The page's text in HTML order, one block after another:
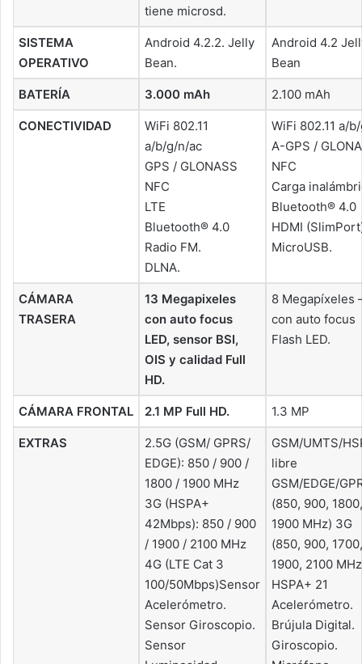
tiene microsd.
SISTEMA
OPERATIVO
Android 4.2.2. Jelly
Bean.
Android 4.2
Bean
BATERÍA 3.000 mAh 2.100 mAh
CONECTIVIDAD
WiFi 802.11
a/b/g/n/ac
GPS / GLONASS
NFC
LTE
Bluetooth® 4.0
Radio FM.
DLNA.
WiFi 802.11 a/
A-GPS /
NFC
Carga
Bluetooth® 4.0
HDMI
MicroUSB.
CÁMARA
TRASERA
13 Megapixeles
con auto focus
LED, sensor BSI,
OIS y calidad Full
HD.
8 Megapíxeles
con auto focus
Flash LED.
CÁMARA FRONTAL 2.1 MP Full HD. 1.3 MP
EXTRAS
2.5G (GSM/ GPRS/
EDGE): 850 / 900 /
1800 / 1900 MHz
3G (HSPA+
42Mbps): 850 / 900
/ 1900 / 2100 MHz
4G (LTE Cat 3
100/50Mbps)Sensor
Acelerómetro.
Sensor Giroscopio.
Sensor
GSM/UMTS/
libre
GSM/EDGE/
(850, 900, 1800,
1900 MHz) 3G
(850, 900, 1700,
1900, 2100
HSPA+ 21
Acelerómetro.
Brújula Digital.
Giroscopio.